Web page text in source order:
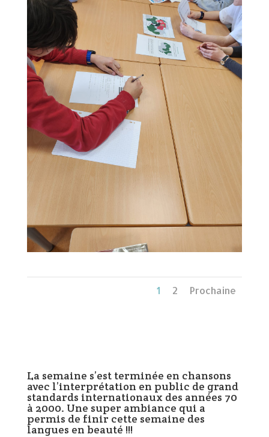
1 2 Prochaine
La semaine s’est terminée en chansons
avec l’interprétation en public de grand
standards internationaux des années 70
à 2000. Une super ambiance qui a
permis de finir cette semaine des
langues en beauté !!!